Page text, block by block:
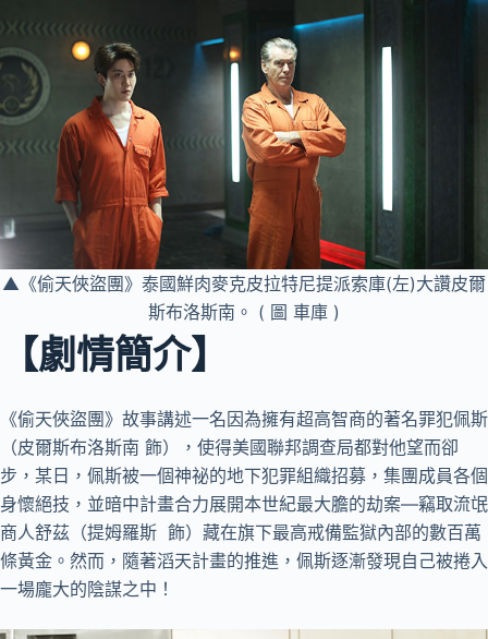
▲《偷天俠盜團》泰國鮮肉麥克皮拉特尼提派索庫(左)大讚皮爾
斯布洛斯南。 ( 圖 車庫 )
【劇情簡介】
《偷天俠盜團》故事講述一名因為擁有超高智商的著名罪犯佩斯
（皮爾斯布洛斯南 飾），使得美國聯邦調查局都對他望而卻
步，某日，佩斯被一個神祕的地下犯罪組織招募，集團成員各個
身懷絕技，並暗中計畫合力展開本世紀最大膽的劫案—竊取流氓
商人舒茲（提姆羅斯 飾）藏在旗下最高戒備監獄內部的數百萬
條黃金。然而，隨著滔天計畫的推進，佩斯逐漸發現自己被捲入
一場龐大的陰謀之中！